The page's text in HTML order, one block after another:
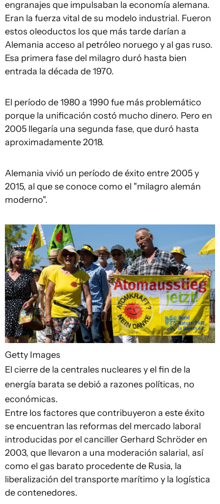
engranajes que impulsaban la economía alemana.
Eran la fuerza vital de su modelo industrial. Fueron
estos oleoductos los que más tarde darían a
Alemania acceso al petróleo noruego y al gas ruso.
Esa primera fase del milagro duró hasta bien
entrada la década de 1970.
El período de 1980 a 1990 fue más problemático
porque la unificación costó mucho dinero. Pero en
2005 llegaría una segunda fase, que duró hasta
aproximadamente 2018.
Alemania vivió un período de éxito entre 2005 y
2015, al que se conoce como el "milagro alemán
moderno".
Getty Images
El cierre de la centrales nucleares y el fin de la
energía barata se debió a razones políticas, no
económicas.
Entre los factores que contribuyeron a este éxito
se encuentran las reformas del mercado laboral
introducidas por el canciller Gerhard Schröder en
2003, que llevaron a una moderación salarial, así
como el gas barato procedente de Rusia, la
liberalización del transporte marítimo y la logística
de contenedores.